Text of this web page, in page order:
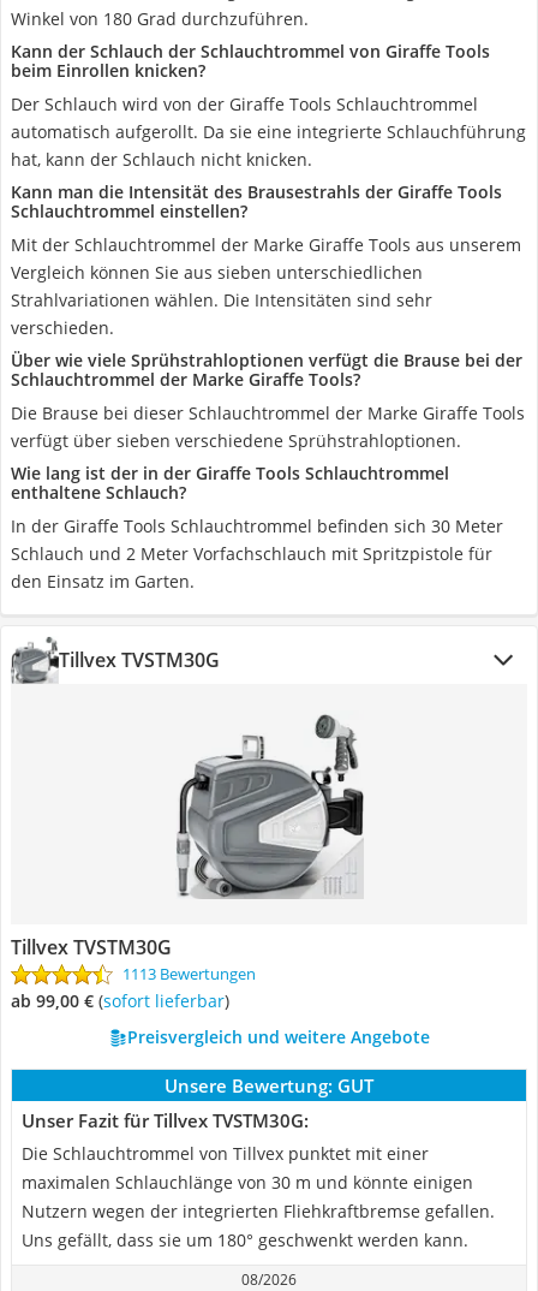
Winkel von 180 Grad durchzuführen.
Kann der Schlauch der Schlauchtrommel von Giraffe Tools
beim Einrollen knicken?
Der Schlauch wird von der Giraffe Tools Schlauchtrommel
automatisch aufgerollt. Da sie eine integrierte Schlauchführung
hat, kann der Schlauch nicht knicken.
Kann man die Intensität des Brausestrahls der Giraffe Tools
Schlauchtrommel einstellen?
Mit der Schlauchtrommel der Marke Giraffe Tools aus unserem
Vergleich können Sie aus sieben unterschiedlichen
Strahlvariationen wählen. Die Intensitäten sind sehr
verschieden.
Über wie viele Sprühstrahloptionen verfügt die Brause bei der
Schlauchtrommel der Marke Giraffe Tools?
Die Brause bei dieser Schlauchtrommel der Marke Giraffe Tools
verfügt über sieben verschiedene Sprühstrahloptionen.
Wie lang ist der in der Giraffe Tools Schlauchtrommel
enthaltene Schlauch?
In der Giraffe Tools Schlauchtrommel befinden sich 30 Meter
Schlauch und 2 Meter Vorfachschlauch mit Spritzpistole für
den Einsatz im Garten.
Tillvex TVSTM30G
Tillvex TVSTM30G
1113 Bewertungen
ab 99,00 € ( Sofort lieferbar)
Preisvergleich und weitere Angebote
Unsere Bewertung: GUT
Unser Fazit für Tillvex TVSTM30G:
Die Schlauchtrommel von Tillvex punktet mit einer
maximalen Schlauchlänge von 30 m und könnte einigen
Nutzern wegen der integrierten Fliehkraftbremse gefallen.
Uns gefällt, dass sie um 180° geschwenkt werden kann.
08/2026